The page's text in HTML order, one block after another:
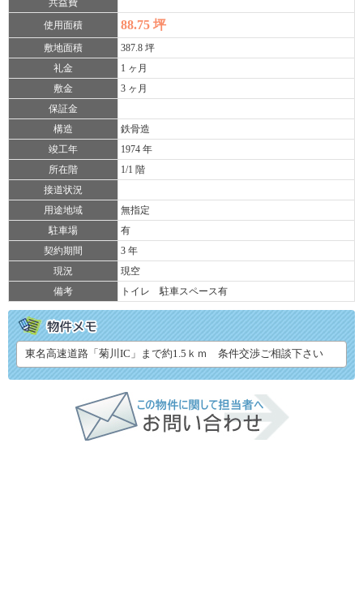
共益費
使用面積
88.75 坪
敷地面積
387.8 坪
礼金
1 ヶ月
敷金
3 ヶ月
保証金
構造
鉄骨造
竣工年
1974 年
所在階
1/1 階
接道状況
用途地域
無指定
駐車場
有
契約期間
3 年
現況
現空
備考
トイレ 駐車スペース有
東名高速道路「菊川IC」まで約1.5ｋｍ 条件交渉ご相談下さい